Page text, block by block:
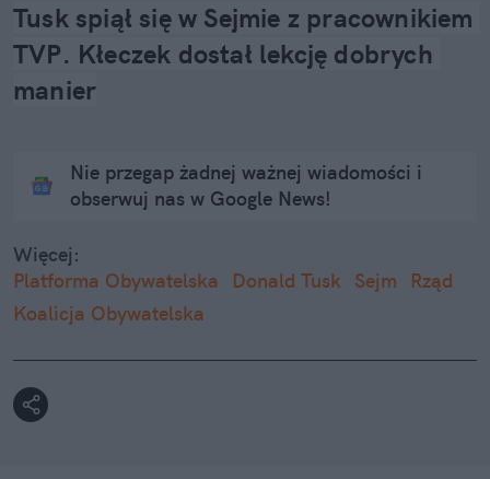
Tusk spiął się w Sejmie z pracownikiem
TVP. Kłeczek dostał lekcję dobrych
manier
Nie przegap żadnej ważnej wiadomości i
obserwuj nas w Google News!
Więcej:
Platforma Obywatelska
Donald Tusk Sejm
Rząd
Koalicja Obywatelska